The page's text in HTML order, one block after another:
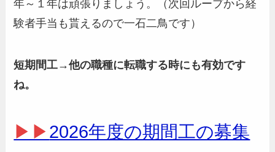
年～１年は頑張りましょう。（次回ループから経
験者手当も貰えるので一石二鳥です）
短期間工→他の職種に転職する時にも有効です
ね。
▶▶2026年度の期間工の募集